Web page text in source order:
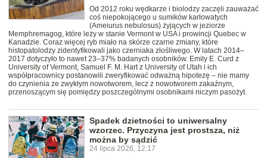
Od 2012 roku wędkarze i biolodzy zaczęli zauważać
coś niepokojącego u sumików karłowatych
(Ameiurus nebulosus) żyjących w jeziorze
Memphremagog, które leży w stanie Vermont w USA i prowincji Quebec w
Kanadzie. Coraz więcej ryb miało na skórze czarne zmiany, które
histopatolodzy zidentyfikowali jako czerniaka złośliwego. W latach 2014–
2017 dotyczyło to nawet 23–37% badanych osobników. Emily E. Curd z
University of Vermont, Samuel F. M. Hart z University of Utah i ich
współpracownicy postanowili zweryfikować odważną hipotezę – nie mamy
do czynienia ze zwykłym nowotworem, lecz z nowotworem zakaźnym,
przenoszącym się pomiędzy poszczególnymi osobnikami niczym pasożyt.
Spadek dzietności to uniwersalny
wzorzec. Przyczyna jest prostsza, niż
można by sądzić
24 lipca 2026, 12:17